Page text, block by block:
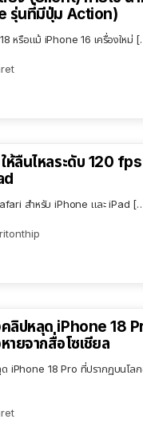
รุ่นที่มีปุ่ม Action)
หรือแม้ iPhone 16 เครื่องใหม่
ห้ลื่นไหลระดับ 120
สำหรับ iPhone และ iPad
ลิปหลุด iPhone 18
ยจากสื่อโซเชียล
iPhone 18 Pro ที่ปรากฏบนโล